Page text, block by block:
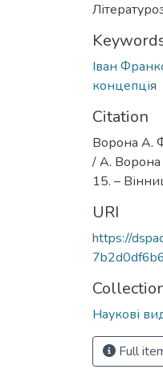
Іван
концепція
Citation
Ворона А.
/ А. Ворона
15. –
URI
https://
Наукові
Full